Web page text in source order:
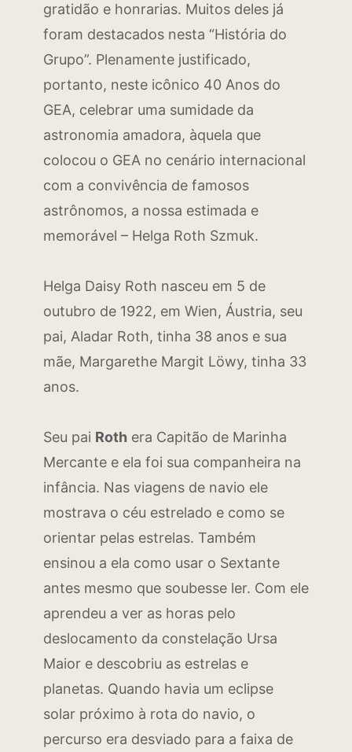
gratidão e honrarias. Muitos deles já
foram destacados nesta “História do
Grupo”. Plenamente justificado,
portanto, neste icônico 40 Anos do
GEA, celebrar uma sumidade da
astronomia amadora, àquela que
colocou o GEA no cenário internacional
com a convivência de famosos
astrônomos, a nossa estimada e
memorável – Helga Roth Szmuk.
Helga Daisy Roth nasceu em 5 de
outubro de 1922, em Wien, Áustria, seu
pai, Aladar Roth, tinha 38 anos e sua
mãe, Margarethe Margit Löwy, tinha 33
anos.
Seu pai Roth era Capitão de Marinha
Mercante e ela foi sua companheira na
infância. Nas viagens de navio ele
mostrava o céu estrelado e como se
orientar pelas estrelas. Também
ensinou a ela como usar o Sextante
antes mesmo que soubesse ler. Com ele
aprendeu a ver as horas pelo
deslocamento da constelação Ursa
Maior e descobriu as estrelas e
planetas. Quando havia um eclipse
solar próximo à rota do navio, o
percurso era desviado para a faixa de